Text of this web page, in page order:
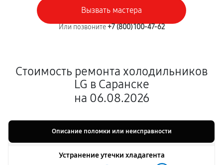
Вызвать мастера
Или позвоните +7 (800) 100-47-62
Стоимость ремонта холодильников
LG в Саранске
на 06.08.2026
Описание поломки или неисправности
Устранение утечки хладагента